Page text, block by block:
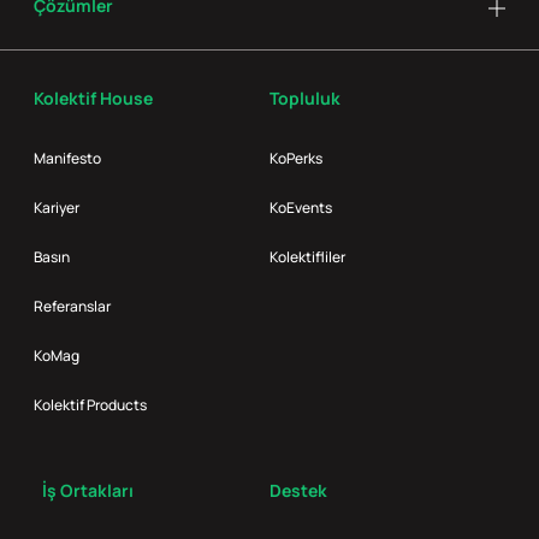
Kolektif House
Manifesto
Kariyer
Basın
Referanslar
KoMag
Kolektif Products
Topluluk
KoPerks
KoEvents
Kolektifliler
İş Ortakları Destek
Çözümler